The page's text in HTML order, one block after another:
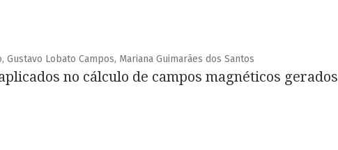
Lobato Campos, Mariana Guimarães dos Santos
no cálculo de campos magnéticos gerados